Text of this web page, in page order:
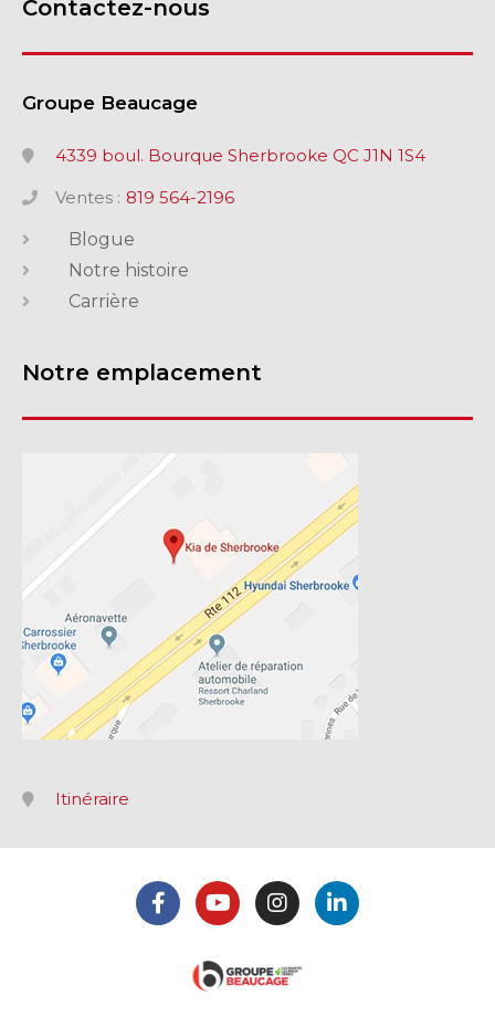
Contactez-nous
Groupe Beaucage
4339 boul. Bourque Sherbrooke QC J1N 1S4
Ventes : 819 564-2196
Blogue
Notre histoire
Carrière
Notre emplacement
Itinéraire